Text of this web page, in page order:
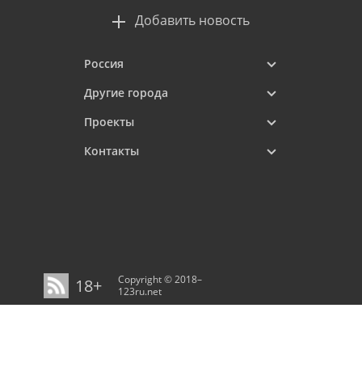
Добавить новость
Россия
Другие города
Проекты
Контакты
18+
Copyright © 2018–
123ru.net